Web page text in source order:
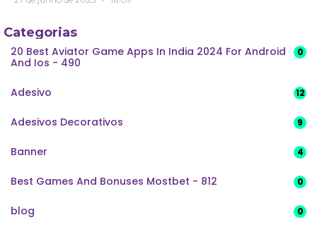
Categorias
20 Best Aviator Game Apps In India 2024 For Android
And Ios - 490
0
Adesivo 12
Adesivos Decorativos 9
Banner 4
Best Games And Bonuses Mostbet - 812 0
blog 0